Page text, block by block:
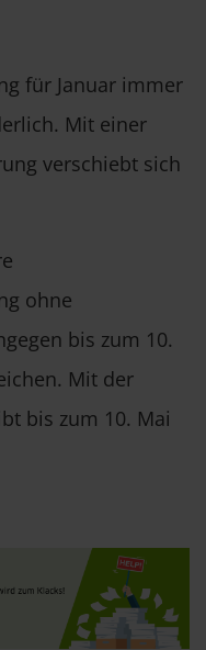
für Januar immer
Mit einer
verschiebt sich
ohne
bis zum 10.
Mit der
bis zum 10. Mai